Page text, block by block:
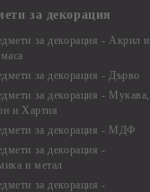
за декорация
за декорация - Акрил и
за декорация - Дърво
за декорация - Мукава,
и Хартия
за декорация - МДФ
за декорация -
и метал
за декорация -